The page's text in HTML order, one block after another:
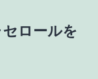
ロールを